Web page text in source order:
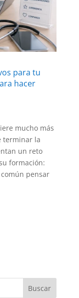
para tu
hacer
mucho más
terminar la
un reto
formación:
pensar
Buscar